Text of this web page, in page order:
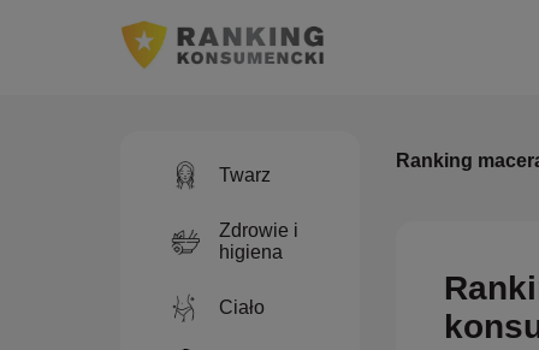
Twarz
Zdrowie i
higiena
Ciało
Ranking